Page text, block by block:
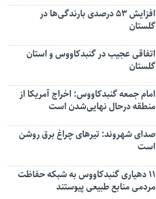
افزایش ۵۳ درصدی بارندگی‌ها در
گلستان
اتفاقی عجیب در‌ گنبدکاووس و استان
گلستان
امام جمعه گنبدکاووس: اخراج آمریکا از
منطقه درحال نهایی‌شدن است
صدای شهروند: تیرهای چراغ برق روشن
است
۱۱ دهیاری گنبدکاووس به شبکه حفاظت
مردمی منابع طبیعی پیوستند